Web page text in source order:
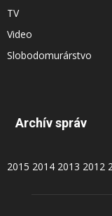
TV
Video
Slobodomurárstvo
Archív správ
2015 2014 2013 2012